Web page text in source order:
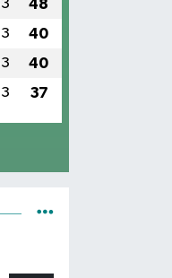
48
40
40
37